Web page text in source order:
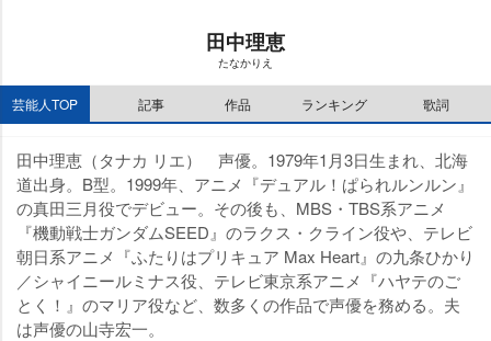
田中理恵
たなかりえ
芸能人TOP 記事 作品 ランキング 歌詞
田中理恵（タナカ リエ） 声優。1979年1月3日生まれ、北海
道出身。B型。1999年、アニメ『デュアル！ぱられルンルン』
の真田三月役でデビュー。その後も、MBS・TBS系アニメ
『機動戦士ガンダムSEED』のラクス・クライン役や、テレビ
朝日系アニメ『ふたりはプリキュア Max Heart』の九条ひかり
／シャイニールミナス役、テレビ東京系アニメ『ハヤテのご
とく！』のマリア役など、数多くの作品で声優を務める。夫
は声優の山寺宏一。